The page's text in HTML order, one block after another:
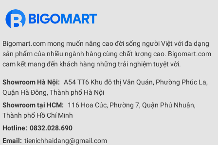
Bigomart.com mong muốn nâng cao đời sống người Việt với đa dạng
sản phẩm của nhiều ngành hàng cùng chất lượng cao. Bigomart.com
cam kết mang đến khách hàng những trải nghiệm tuyệt vời.
Showroom Hà Nội: A54 TT6 Khu đô thị Văn Quán, Phường Phúc La,
Quận Hà Đông, Thành phố Hà Nội
Showroom tại HCM:
116 Hoa Cúc, Phường 7, Quận Phú Nhuận,
Thành phố Hồ Chí Minh
Hotline: 0832.028.690
Email: tienichhaidang@gmail.com